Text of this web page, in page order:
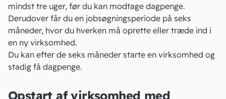
mindst tre uger, før du kan modtage dagpenge.
Derudover får du en jobsøgningsperiode på seks
måneder, hvor du hverken må oprette eller træde ind i
en ny virksomhed.
Du kan efter de seks måneder starte en virksomhed og
stadig få dagpenge.
Opstart af virksomhed med